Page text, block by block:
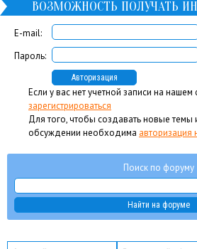
ВОЗМОЖНОСТЬ ПОЛУЧАТЬ
МОБИЛЬНЫЙ
E-mail:
Пароль:
Если у вас нет учетной записи на нашем
зарегистрироваться
Для того, чтобы создавать новые темы
обсуждении необходима авторизация
Поиск по форуму